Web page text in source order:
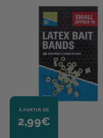
À PARTIR DE
2,99€